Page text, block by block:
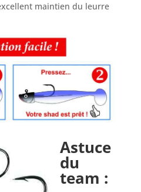
maintien du leurre
Astuce
du
team :